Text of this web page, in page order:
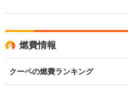
燃費情報
クーペの燃費ランキング